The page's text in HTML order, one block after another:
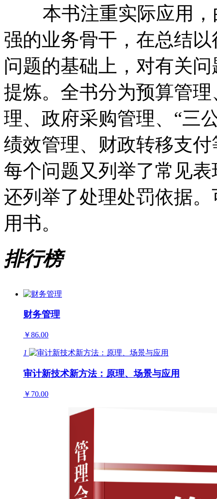
本书注重实际应用，
强的业务骨干，在总结
问题的基础上，对有关
提炼。全书分为预算管
理、政府采购管理、“三
绩效管理、财政转移支
每个问题又列举了常见
还列举了处理处罚依据
用书。
排行榜
财务管理
￥86.00
1
审计新技术新方法：原理、场景与应用
￥70.00